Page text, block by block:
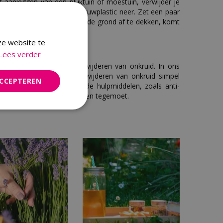
zwarte folie of landbouwplastic neer. Zet een paar
het niet wegwaait. Door de grond af te dekken, komt
tools voor het verwijderen van onkruid. In ons
die het verwijderen van onkruid simpel
ook de benodigde hulpmiddelen, zoals anti-
een onkruid-vrij tuinseizoen tegemoet.
website te
verder